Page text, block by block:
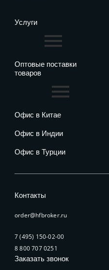
Услуги
Оптовые поставки
товаров
Офис в Китае
Офис в Индии
Офис в Турции
Контакты
order@hfbroker.ru
7 (495) 150-02-00
8 800 707 0251
Заказать звонок